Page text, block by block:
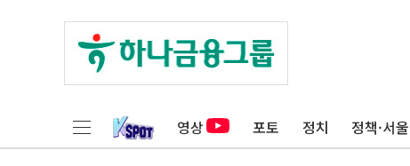
영상 포토 정치 정책·서울